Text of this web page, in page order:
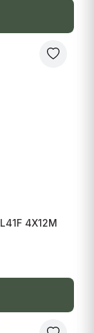
4X12M